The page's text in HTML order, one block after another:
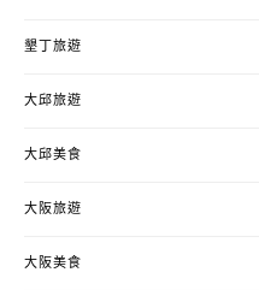
墾丁旅遊
大邱旅遊
大邱美食
大阪旅遊
大阪美食